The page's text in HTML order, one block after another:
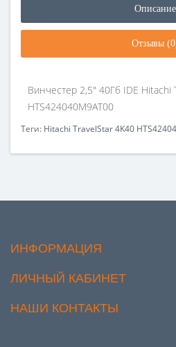
Описание
Отзывы
Винчестер 2,5" 40Гб IDE Hitachi
HTS424040M9AT00
Теги: Hitachi TravelStar 4K40
ИНФОРМАЦИЯ
ЛИЧНЫЙ КАБИНЕТ
НАШИ КОНТАКТЫ